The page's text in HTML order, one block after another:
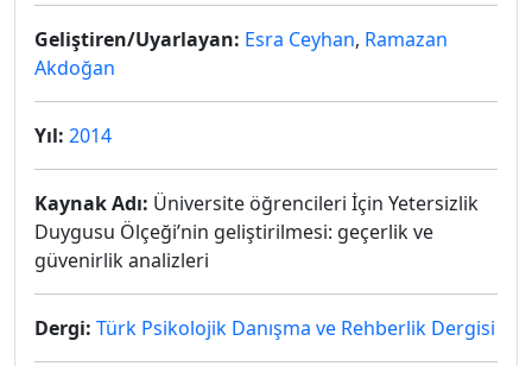
Geliştiren/Uyarlayan: Esra Ceyhan, Ramazan
Akdoğan
Yıl: 2014
Kaynak Adı: Üniversite öğrencileri İçin Yetersizlik
Duygusu Ölçeği’nin geliştirilmesi: geçerlik ve
güvenirlik analizleri
Dergi: Türk Psikolojik Danışma ve Rehberlik Dergisi